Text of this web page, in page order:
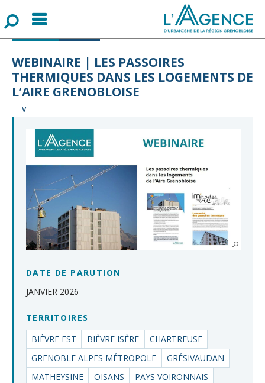
Menu
WEBINAIRE | LES PASSOIRES
THERMIQUES DANS LES LOGEMENTS DE
L’AIRE GRENOBLOISE
DATE DE PARUTION
JANVIER 2026
TERRITOIRES
BIÈVRE EST
BIÈVRE ISÈRE
CHARTREUSE
GRENOBLE ALPES MÉTROPOLE
GRÉSIVAUDAN
MATHEYSINE
OISANS
PAYS VOIRONNAIS